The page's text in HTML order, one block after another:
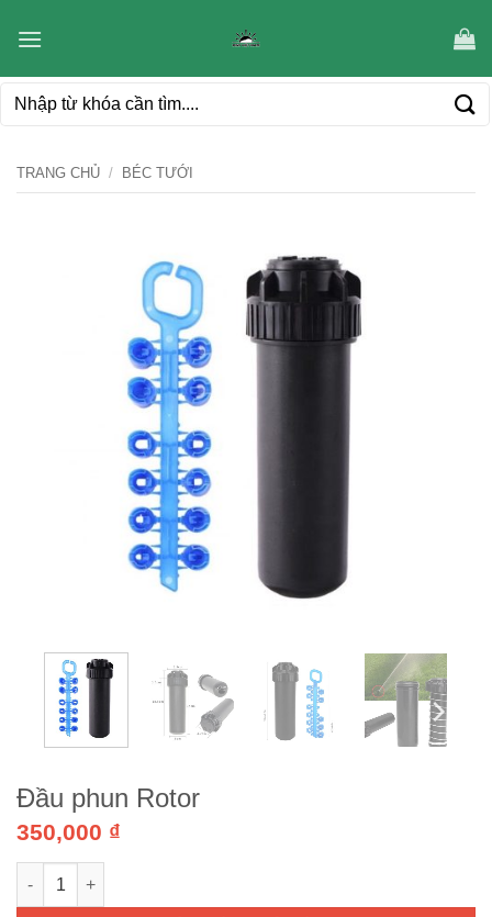
qua
dung
Tìm
TRANG CHỦ / BÉC TƯỚI
Đầu phun Rotor
350,000 ₫
Đầu phun Rotor số lượng